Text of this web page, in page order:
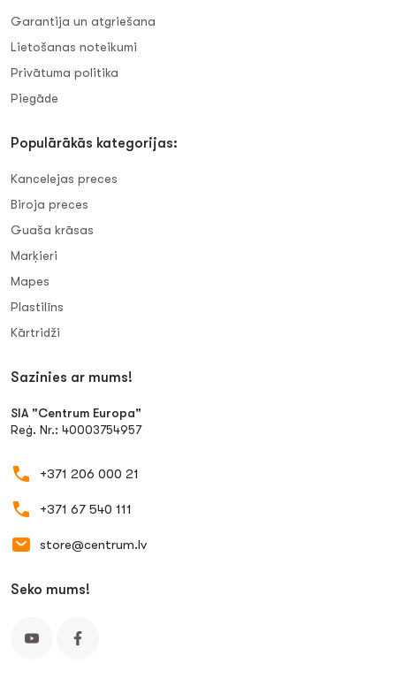
Garantija un atgriešana
Lietošanas noteikumi
Privātuma politika
Piegāde
Populārākās kategorijas:
Kancelejas preces
Biroja preces
Guaša krāsas
Marķieri
Mapes
Plastilīns
Kārtridži
Sazinies ar mums!
SIA "Centrum Europa"
Reģ. Nr.: 40003754957
+371 206 000 21
+371 67 540 111
store@centrum.lv
Seko mums!